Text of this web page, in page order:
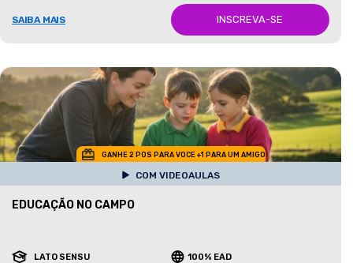
SAIBA MAIS INSCREVA-SE
GANHE 2 POS PARA VOCE +1 PARA UM AMIGO
COM VIDEOAULAS
EDUCAÇÃO NO CAMPO
LATO SENSU 100% EAD